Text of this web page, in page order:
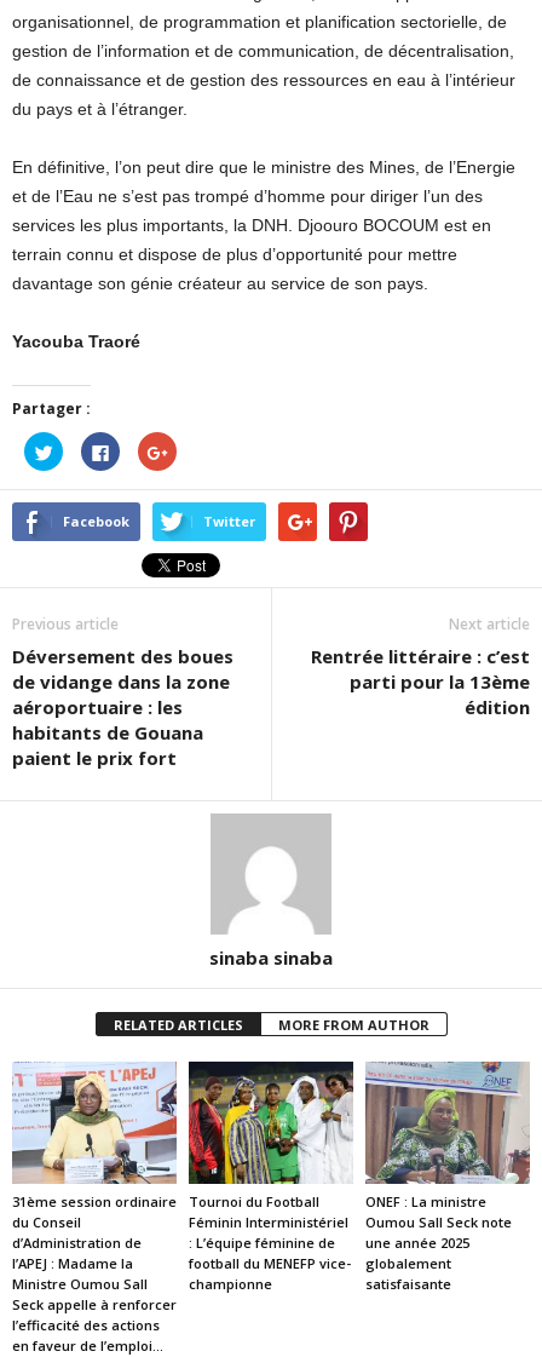
organisationnel, de programmation et planification sectorielle, de
gestion de l’information et de communication, de décentralisation,
de connaissance et de gestion des ressources en eau à l’intérieur
du pays et à l’étranger.
En définitive, l’on peut dire que le ministre des Mines, de l’Energie
et de l’Eau ne s’est pas trompé d’homme pour diriger l’un des
services les plus importants, la DNH. Djoouro BOCOUM est en
terrain connu et dispose de plus d’opportunité pour mettre
davantage son génie créateur au service de son pays.
Yacouba Traoré
Partager :
Cliquez
pour
partager
sur
Twitter(ouvre
dans
Cliquez
pour
partager
sur
Facebook(ouvre
dans
nouvelle
fenêtre)
Cliquez
pour
sur
Google+
(ouvre
dans
une
nouvelle
fenêtre)
Facebook Twitter
Previous article
Déversement des boues
de vidange dans la zone
aéroportuaire : les
habitants de Gouana
paient le prix fort
Next article
Rentrée littéraire : c’est
parti pour la 13ème
édition
sinaba sinaba
RELATED ARTICLES MORE FROM AUTHOR
31ème session ordinaire
du Conseil
d’Administration de
l’APEJ : Madame la
Ministre Oumou Sall
Seck appelle à renforcer
l’efficacité des actions
en faveur de l’emploi...
Tournoi du Football
Féminin Interministériel
: L’équipe féminine de
football du MENEFP vice-
championne
ONEF : La ministre
Oumou Sall Seck note
une année 2025
globalement
satisfaisante